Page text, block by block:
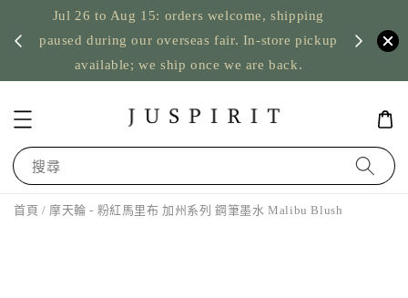
Jul 26 to Aug 15: orders welcome, shipping
paused during our overseas fair. In-store pickup
available; we ship once we are back.
US
搜尋
首頁 / 摩天輪 - 粉紅馬里布 加州系列 鋼筆墨水 Malibu Blush